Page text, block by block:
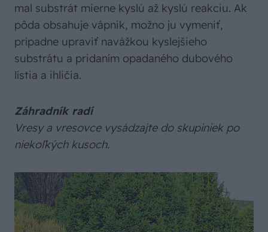
mal substrát mierne kyslú až kyslú reakciu. Ak
pôda obsahuje vápnik, možno ju vymeniť,
prípadne upraviť navážkou kyslejšieho
substrátu a pridaním opadaného dubového
lístia a ihličia.
Záhradník radí
Vresy a vresovce vysádzajte do skupiniek po
niekoľkých kusoch.